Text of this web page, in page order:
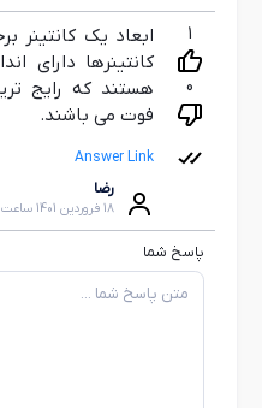
1
0
ابعاد یک
فوت می باشند.
Answer Link
رضا
18 فروردین 1401 ساعت 00:01
پاسخ شما